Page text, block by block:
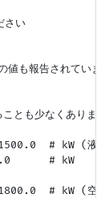
さい
も報告されていま
とも少なくありま
# kW (液冷
# kW
# kW (空冷